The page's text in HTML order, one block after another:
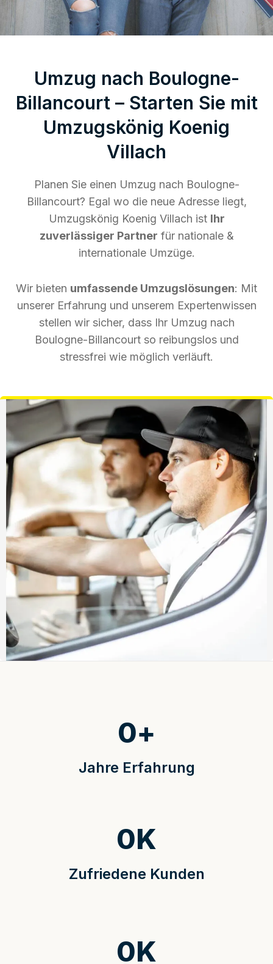
Umzug nach Boulogne-
Billancourt – Starten Sie mit
Umzugskönig Koenig
Villach
Planen Sie einen Umzug nach Boulogne-
Billancourt? Egal wo die neue Adresse liegt,
Umzugskönig Koenig Villach ist Ihr
zuverlässiger Partner für nationale &
internationale Umzüge.
Wir bieten umfassende Umzugslösungen: Mit
unserer Erfahrung und unserem Expertenwissen
stellen wir sicher, dass Ihr Umzug nach
Boulogne-Billancourt so reibungslos und
stressfrei wie möglich verläuft.
Jahre Erfahrung
0+
Zufriedene Kunden
0K
0K